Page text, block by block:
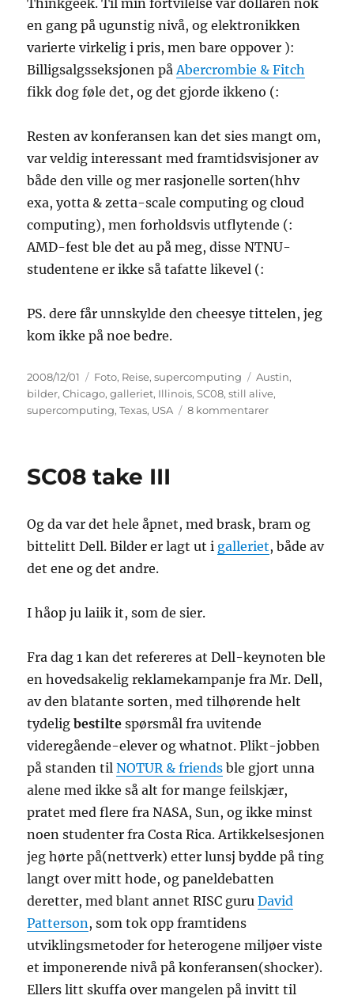
Thinkgeek. Til min fortvilelse var dollaren nok
en gang på ugunstig nivå, og elektronikken
varierte virkelig i pris, men bare oppover ):
Billigsalgsseksjonen påAbercrombie & Fitch
fikk dog føle det, og det gjorde ikkeno (:
Resten av konferansen kan det sies mangt om,
var veldig interessant med framtidsvisjoner av
både den ville og mer rasjonelle sorten(hhv
exa, yotta & zetta-scale computing og cloud
computing), men forholdsvis utflytende (:
AMD-fest ble det au på meg, disse NTNU-
studentene er ikke så tafatte likevel (:
PS. dere får unnskylde den cheesye tittelen, jeg
kom ikke på noe bedre.
Publisert
2008/12/01 Kategorier
Foto, Reise,supercomputing Stikkord
Austin,
bilder,Chicago,galleriet, Illinois,SC08,still alive,
supercomputing,Texas, USA 8 kommentarertil
SC08 take III
Og da var det hele åpnet, med brask, bram og
bittelitt Dell. Bilder er lagt ut i galleriet, både av
det ene og det andre.
I håop ju laiik it, som de sier.
Fra dag 1 kan det refereres at Dell-keynoten ble
en hovedsakelig reklamekampanje fra Mr. Dell,
av den blatante sorten, med tilhørende helt
tydeligbestilte spørsmål fra uvitende
videregående-elever og whatnot. Plikt-jobben
på standen tilNOTUR & friends ble gjort unna
alene med ikke så alt for mange feilskjær,
pratet med flere fra NASA, Sun, og ikke minst
noen studenter fra Costa Rica. Artikkelsesjonen
jeg hørte på(nettverk) etter lunsj bydde på ting
langt over mitt hode, og paneldebatten
deretter, med blant annet RISC guruDavid
Patterson, som tok opp framtidens
utviklingsmetoder for heterogene miljøer viste
et imponerende nivå på konferansen(shocker).
Ellers litt skuffa over mangelen på invitt til